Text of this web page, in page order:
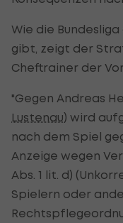
Wie die
gibt, zeigt der
Cheftrainer der
"Gegen Andreas
Lustenau) wird
nach dem Spiel
Anzeige wegen
Abs. 1 lit. d)
Spielern oder